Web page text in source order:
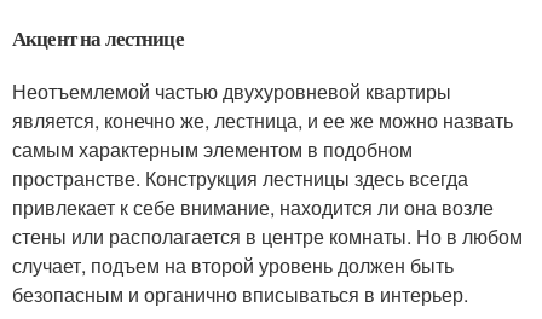
Акцент на лестнице
Неотъемлемой частью двухуровневой квартиры
является, конечно же, лестница, и ее же можно назвать
самым характерным элементом в подобном
пространстве. Конструкция лестницы здесь всегда
привлекает к себе внимание, находится ли она возле
стены или располагается в центре комнаты. Но в любом
случает, подъем на второй уровень должен быть
безопасным и органично вписываться в интерьер.